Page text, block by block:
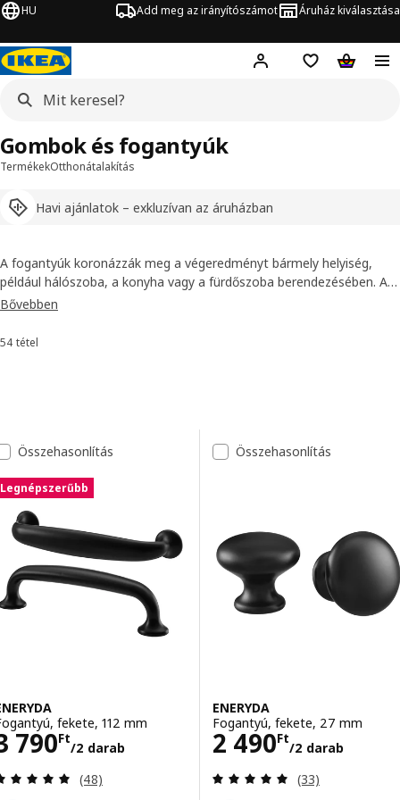
HU Add meg az irányítószámot Áruház kiválasztása
Hej! Bejelentkezés
Bevásárlólista
Kosár
TermékekOtthonátalakítás
Havi ajánlatok – exkluzívan az áruházban
Gombok és fogantyúk
A fogantyúk koronázzák meg a végeredményt bármely helyiség,
például hálószoba, a konyha vagy a fürdőszoba berendezésében. A
konyhabútor fogantyúk megkönnyítik a konyhaszekrények nyitását,
Nézd meg választékunkat, melyben a különböző színű, formájú,
Bővebben
Rendezés és szűrés
54 tétel
Eredménylista
Összehasonlítás
Legnépszerűbb
fekete, 112 mm
790Ft
/2 darab
3790Ft/2 darab
Vélemény: 4.9 kívül 5 csillag. Összes vélemény:
(48)
Összehasonlítás
ENERYDA
Fogantyú, fekete, 27 mm
2 490Ft
/2 darab
Ár 2490Ft/2
Vélemény: 4.9
(33)